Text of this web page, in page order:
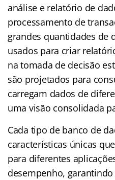
análise e relatório de
processamento de
grandes quantidades de
usados para criar
na tomada de decisão
são projetados para
carregam dados de
uma visão consolidada
Cada tipo de banco de
características únicas
para diferentes
desempenho,